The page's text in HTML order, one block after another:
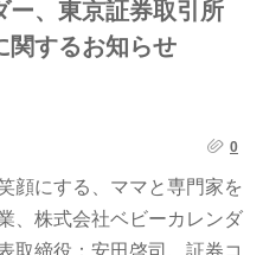
ー、東京証券取引所
関するお知らせ
0
顔にする、ママと専門家を
、株式会社ベビーカレンダ
取締役：安田啓司、証券コ